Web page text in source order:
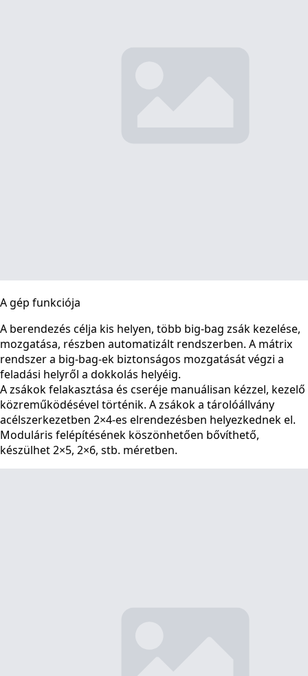
A gép funkciója
A berendezés célja kis helyen, több big-bag zsák kezelése,
mozgatása, részben automatizált rendszerben. A mátrix
rendszer a big-bag-ek biztonságos mozgatását végzi a
feladási helyről a dokkolás helyéig.
A zsákok felakasztása és cseréje manuálisan kézzel, kezelő
közreműködésével történik. A zsákok a tárolóállvány
acélszerkezetben 2×4-es elrendezésben helyezkednek el.
Moduláris felépítésének köszönhetően bővíthető,
készülhet 2×5, 2×6, stb. méretben.